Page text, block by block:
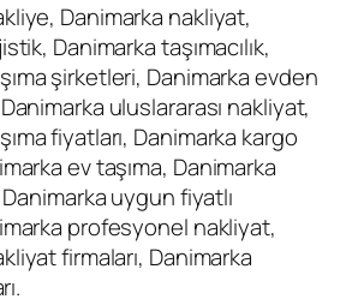
Danimarka nakliyat,
Danimarka taşımacılık,
şirketleri, Danimarka evden
uluslararası nakliyat,
fiyatları, Danimarka kargo
ev taşıma, Danimarka
Danimarka uygun fiyatlı
profesyonel nakliyat,
firmaları, Danimarka